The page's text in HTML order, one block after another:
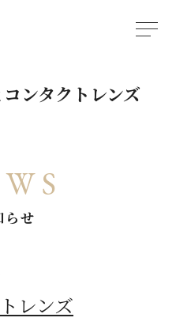
ンタクトレンズ
らせ
レンズ